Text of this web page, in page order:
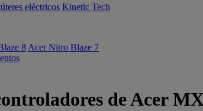
eléctricos Kinetic Tech
8 Acer Nitro Blaze 7
de Acer